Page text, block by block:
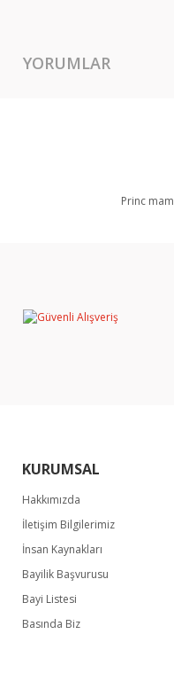
YORUMLAR
Princ
KURUMSAL
Hakkımızda
İletişim Bilgilerimiz
İnsan Kaynakları
Bayilik Başvurusu
Bayi Listesi
Basında Biz